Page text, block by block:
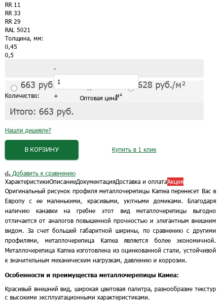
RR 11
RR 33
RR 29
RAL 5021
Толщина, мм:
0,45
0,5
Количество:
-
+ м²
663 руб./м² 628 руб./м²
Оптовая цена
Итого: 663 руб.
Нашли дешевле?
Купить в 1 клик
В КОРЗИНУ
Добавить к сравнению
ХарактеристикиОписаниеДокументацияДоставка и оплатаАкция
Оригинальный рисунок профиля металлочерепицы Kamea перенесет Вас в
Европу с ее маленькими, красивыми, уютными домиками. Благодаря
наличию канавки на гребне этот вид металлочерепицы выгодно
отличается от аналогов повышенной прочностью и элегантным внешним
видом. За счет большей габаритной ширины, по сравнению с другими
профилями, металлочерепица Kamea является более экономичной.
Металлочерепица Kamea изготовлена из оцинкованной стали, устойчивой
к значительным механическим нагрузкам, давлению и коррозии.
Особенности и преимущества металлочерепицы Камеа:
Красивый внешний вид, широкая цветовая палитра, разнообразие текстур
с высокими эксплуатационными характеристиками.